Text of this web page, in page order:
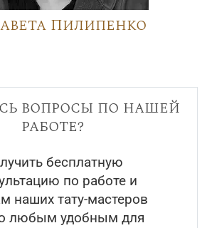
Пилипенко
вопросы по нашей
работе?
бесплатную
по работе и
наших тату-мастеров
любым удобным для